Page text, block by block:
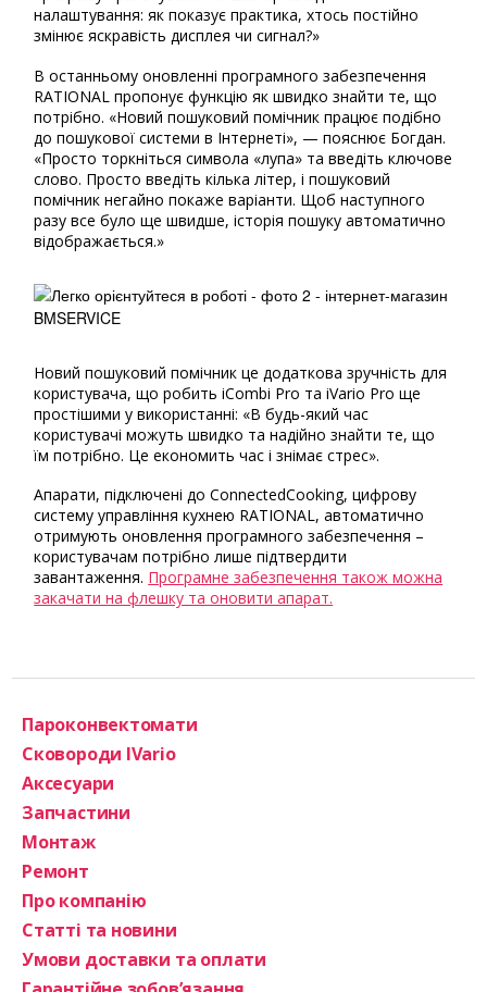
налаштування: як показує практика, хтось постійно
змінює яскравість дисплея чи сигнал?»
В останньому оновленні програмного забезпечення
RATIONAL пропонує функцію як швидко знайти те, що
потрібно. «Новий пошуковий помічник працює подібно
до пошукової системи в Інтернеті», — пояснює Богдан.
«Просто торкніться символа «лупа» та введіть ключове
слово. Просто введіть кілька літер, і пошуковий
помічник негайно покаже варіанти. Щоб наступного
разу все було ще швидше, історія пошуку автоматично
відображається.»
Новий пошуковий помічник це додаткова зручність для
користувача, що робить iCombi Pro та iVario Pro ще
простішими у використанні: «В будь-який час
користувачі можуть швидко та надійно знайти те, що
їм потрібно. Це економить час і знімає стрес».
Апарати, підключені до ConnectedCooking, цифрову
систему управління кухнею RATIONAL, автоматично
отримують оновлення програмного забезпечення –
користувачам потрібно лише підтвердити
завантаження. Програмне забезпечення також можна
закачати на флешку та оновити апарат.
Пароконвектомати
Сковороди IVario
Аксесуари
Запчастини
Монтаж
Ремонт
Про компанію
Статті та новини
Умови доставки та оплати